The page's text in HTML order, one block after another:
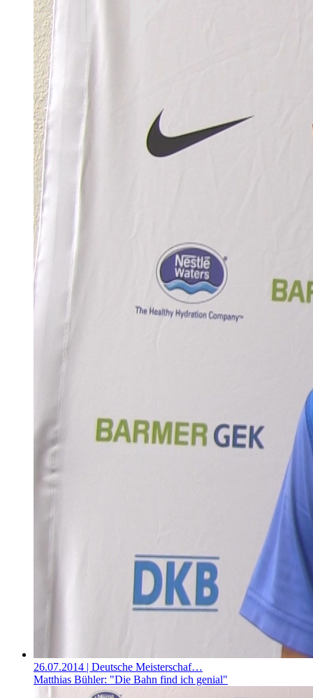
26.07.2014 | Deutsche Meisterschaf…
Matthias Bühler: "Die Bahn find ich genial"